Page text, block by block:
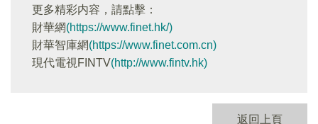
更多精彩内容，請點擊：
財華網(https://www.finet.hk/)
財華智庫網(https://www.finet.com.cn)
現代電視FINTV(http://www.fintv.hk)
返回上頁